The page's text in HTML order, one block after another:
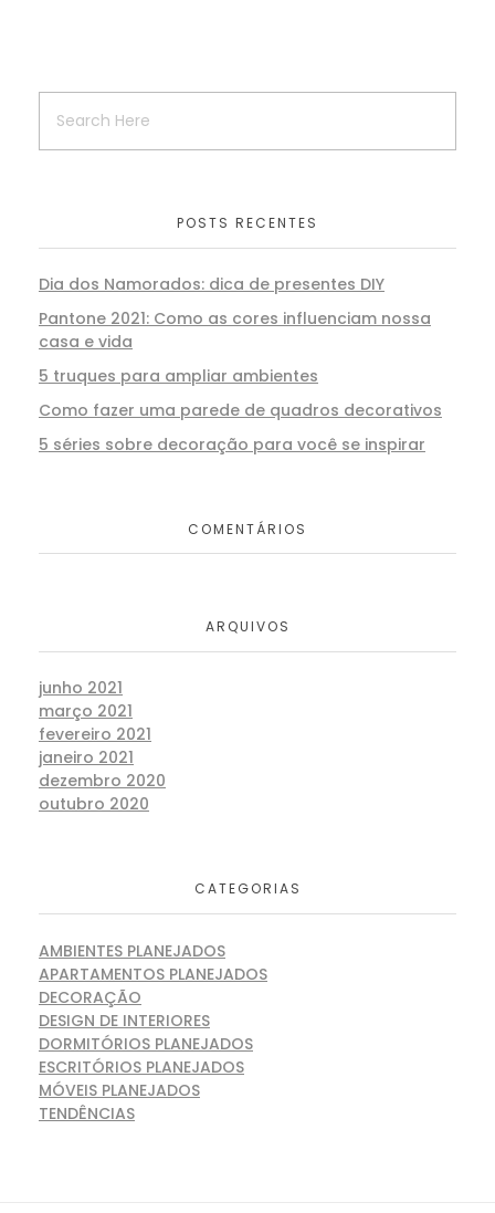
POSTS RECENTES
Dia dos Namorados: dica de presentes DIY
Pantone 2021: Como as cores influenciam nossa
casa e vida
5 truques para ampliar ambientes
Como fazer uma parede de quadros decorativos
5 séries sobre decoração para você se inspirar
COMENTÁRIOS
ARQUIVOS
junho 2021
março 2021
fevereiro 2021
janeiro 2021
dezembro 2020
outubro 2020
CATEGORIAS
AMBIENTES PLANEJADOS
APARTAMENTOS PLANEJADOS
DECORAÇÃO
DESIGN DE INTERIORES
DORMITÓRIOS PLANEJADOS
ESCRITÓRIOS PLANEJADOS
MÓVEIS PLANEJADOS
TENDÊNCIAS